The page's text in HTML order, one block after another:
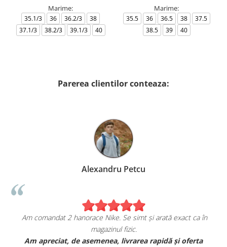
Marime:
35.1/3 36 36.2/3
38
37.1/3
38.2/3 39.1/3 40
Marime:
35.5 36 36.5 38
37.5
38.5
39 40
Parerea clientilor conteaza:
Alexandru Petcu
Am comandat 2 hanorace Nike. Se simt și arată exact ca în
magazinul fizic.
Am apreciat, de asemenea, livrarea rapidă și oferta